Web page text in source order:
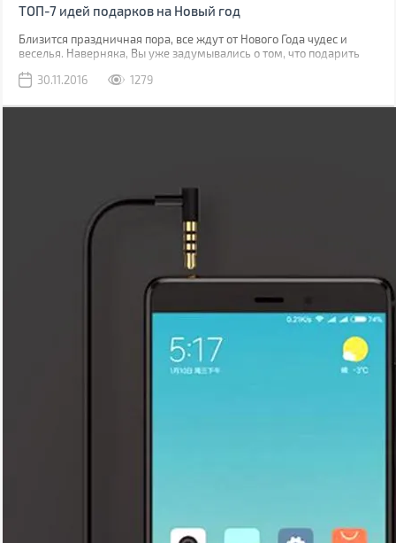
ТОП-7 идей подарков на Новый год
Близится праздничная пора, все ждут от Нового Года чудес и
веселья. Наверняка, Вы уже задумывались о том, что подарить
Гид подготовил для Вас несколько замечательных идей для
30.11.2016 1279